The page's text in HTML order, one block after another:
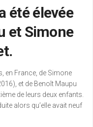
été élevée
et Simone
en France, de Simone
et de Benoît Maupu
de leurs deux enfants.
alors qu’elle avait neuf